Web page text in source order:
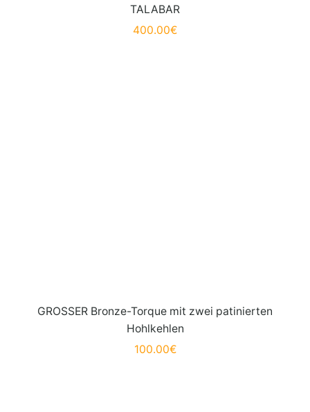
TALABAR
400.00€
GROSSER Bronze-Torque mit zwei patinierten
Hohlkehlen
100.00€